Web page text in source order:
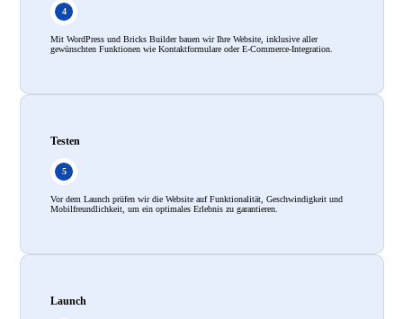
Mit WordPress und Bricks Builder bauen wir Ihre Website, inklusive aller
gewünschten Funktionen wie Kontaktformulare oder E-Commerce-Integration.
Testen
Vor dem Launch prüfen wir die Website auf Funktionalität, Geschwindigkeit und
Mobilfreundlichkeit, um ein optimales Erlebnis zu garantieren.
Launch